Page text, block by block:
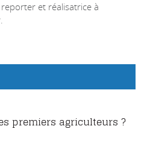
et réalisatrice à
premiers agriculteurs ?